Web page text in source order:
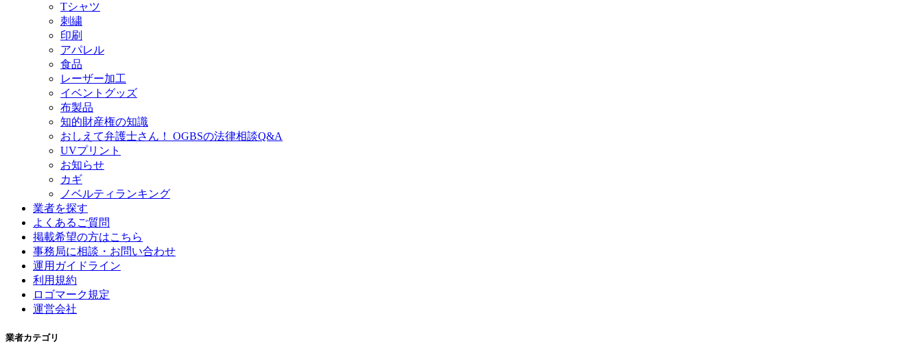
Tシャツ
刺繍
印刷
アパレル
食品
レーザー加工
イベントグッズ
布製品
知的財産権の知識
おしえて弁護士さん！ OGBSの法律相談Q&A
UVプリント
お知らせ
カギ
ノベルティランキング
業者を探す
よくあるご質問
掲載希望の方はこちら
事務局に相談・お問い合わせ
運用ガイドライン
利用規約
ロゴマーク規定
運営会社
業者カテゴリ